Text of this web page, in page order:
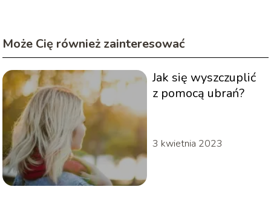
Może Cię również zainteresować
Jak się wyszczuplić
z pomocą ubrań?
3 kwietnia 2023